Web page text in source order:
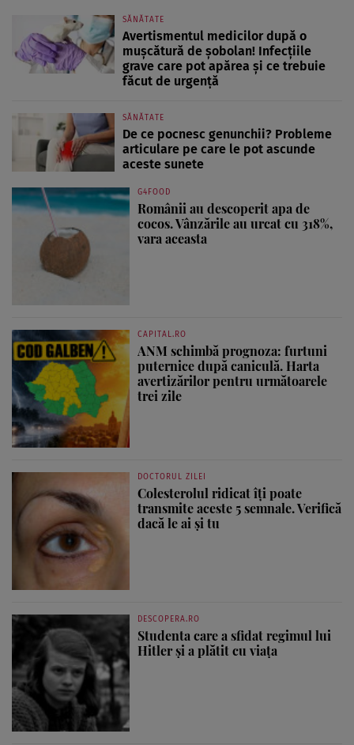
SĂNĂTATE
Avertismentul medicilor după o
mușcătură de șobolan! Infecțiile
grave care pot apărea și ce trebuie
făcut de urgență
SĂNĂTATE
De ce pocnesc genunchii? Probleme
articulare pe care le pot ascunde
aceste sunete
G4FOOD
Românii au descoperit apa de
cocos. Vânzările au urcat cu 318%,
vara aceasta
CAPITAL.RO
ANM schimbă prognoza: furtuni
puternice după caniculă. Harta
avertizărilor pentru următoarele
trei zile
DOCTORUL ZILEI
Colesterolul ridicat îți poate
transmite aceste 5 semnale. Verifică
dacă le ai și tu
DESCOPERA.RO
Studenta care a sfidat regimul lui
Hitler și a plătit cu viața